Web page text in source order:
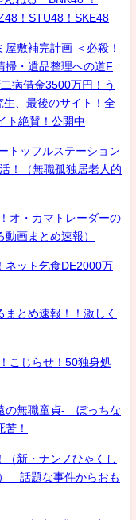
！STU48！SKE48
敷補完計画 ＜必殺！
掃・遺品整理への道F
病借金3500万円！う
、最後のサイト！全
ト絶賛！公開中
トッフルステーション
！（無職孤独居老人的
オ・カマトレーダーの
画まとめ速報）
ネット乞食DE2000万
とめ速報！！激しく
こじらせ！50独身処
無職童貞- ぼっちな
！
新・ナンノひゃくし
話題な事件からおも